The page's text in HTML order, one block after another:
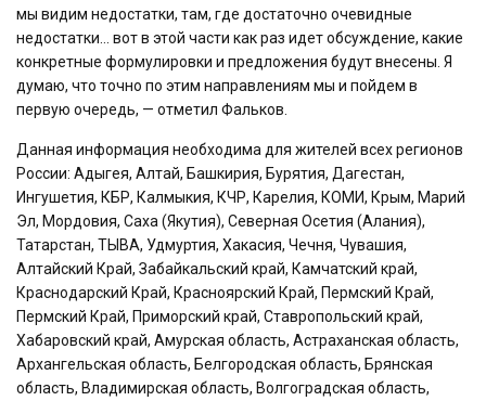
мы видим недостатки, там, где достаточно очевидные
недостатки… вот в этой части как раз идет обсуждение, какие
конкретные формулировки и предложения будут внесены. Я
думаю, что точно по этим направлениям мы и пойдем в
первую очередь, — отметил Фальков.
Данная информация необходима для жителей всех регионов
России: Адыгея, Алтай, Башкирия, Бурятия, Дагестан,
Ингушетия, КБР, Калмыкия, КЧР, Карелия, КОМИ, Крым, Марий
Эл, Мордовия, Саха (Якутия), Северная Осетия (Алания),
Татарстан, ТЫВА, Удмуртия, Хакасия, Чечня, Чувашия,
Алтайский Край, Забайкальский край, Камчатский край,
Краснодарский Край, Красноярский Край, Пермский Край,
Пермский Край, Приморский край, Ставропольский край,
Хабаровский край, Амурская область, Астраханская область,
Архангельская область, Белгородская область, Брянская
область, Владимирская область, Волгоградская область,